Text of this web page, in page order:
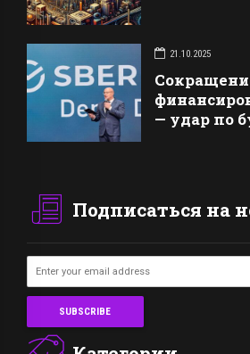
21.10.2025
— удар по
Подписаться на